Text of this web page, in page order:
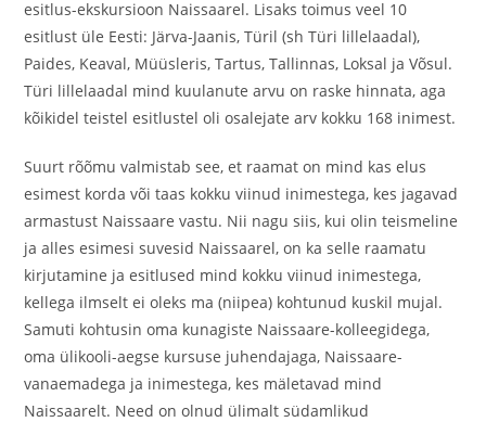
esitlus-ekskursioon Naissaarel. Lisaks toimus veel 10
esitlust üle Eesti: Järva-Jaanis, Türil (sh Türi lillelaadal),
Paides, Keaval, Müüsleris, Tartus, Tallinnas, Loksal ja Võsul.
Türi lillelaadal mind kuulanute arvu on raske hinnata, aga
kõikidel teistel esitlustel oli osalejate arv kokku 168 inimest.
Suurt rõõmu valmistab see, et raamat on mind kas elus
esimest korda või taas kokku viinud inimestega, kes jagavad
armastust Naissaare vastu. Nii nagu siis, kui olin teismeline
ja alles esimesi suvesid Naissaarel, on ka selle raamatu
kirjutamine ja esitlused mind kokku viinud inimestega,
kellega ilmselt ei oleks ma (niipea) kohtunud kuskil mujal.
Samuti kohtusin oma kunagiste Naissaare-kolleegidega,
oma ülikooli-aegse kursuse juhendajaga, Naissaare-
vanaemadega ja inimestega, kes mäletavad mind
Naissaarelt. Need on olnud ülimalt südamlikud